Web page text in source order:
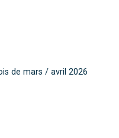
de mars / avril 2026